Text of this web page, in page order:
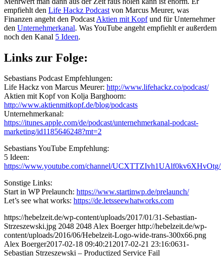
empfiehlt den Life Hackz Podcast von Marcus Meurer, was
Finanzen angeht den Podcast Aktien mit Kopfund für Unternehmer
den Unternehmerkanal. Was YouTube angeht empfiehlt er außerdem
noch den Kanal 5 Ideen.
Links zur Folge:
Sebastians Podcast Empfehlungen:
Life Hackz von Marcus Meurer: http://www.lifehackz.co/podcast/
Aktien mit Kopf von Kolja Barghoorn:
http://www.aktienmitkopf.de/blog/podcasts
Unternehmerkanal:
https://itunes.apple.com/de/podcast/unternehmerkanal-podcast-
marketing/id1185646248?mt=2
Sebastians YouTube Empfehlung:
5 Ideen:
https://www.youtube.com/channel/UCXTTZIvh1UAlf0kv6XHvOtg/
Sonstige Links:
Start in WP Prelaunch: https://www.startinwp.de/prelaunch/
Let’s see what works: https://de.letsseewhatworks.com
https://hebelzeit.de/wp-content/uploads/2017/01/31-Sebastian-
Strzeszewski.jpg 2048 2048Alex Boerger http://hebelzeit.de/wp-
content/uploads/2016/06/Hebelzeit-Logo-wide-trans-300x66.png
Alex Boerger2017-02-18 09:40:212017-02-21 23:16:0631-
Sebastian Strzeszewski – Productized Service Fail